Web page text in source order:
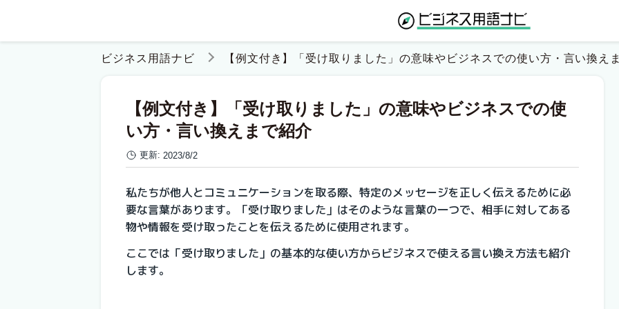
ビジネス用語ナビ 【例文付き】「受け取りました」の意味やビジネスでの使い方・言い換え
【例文付き】「受け取りました」の意味やビジネスでの使
い方・言い換えまで紹介
更新: 2023/8/2
私たちが他人とコミュニケーションを取る際、特定のメッセージを正しく伝えるために必
要な言葉があります。「受け取りました」はそのような言葉の一つで、相手に対してある
物や情報を受け取ったことを伝えるために使用されます。
ここでは「受け取りました」の基本的な使い方からビジネスで使える言い換え方法も紹介
します。